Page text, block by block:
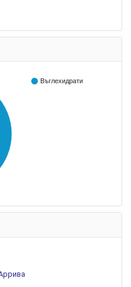
Въглехидрати